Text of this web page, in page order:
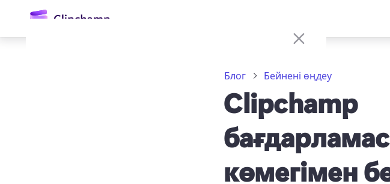
Блог Бейнені өңдеу
Clipchamp
көмегімен